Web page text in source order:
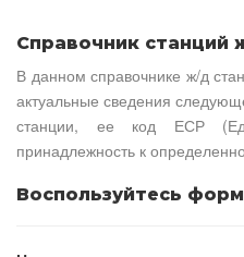
Справочник станций
В данном справочнике ж/д
актуальные сведения
станции, ее код ЕСР
принадлежность к
Воспользуйтесь